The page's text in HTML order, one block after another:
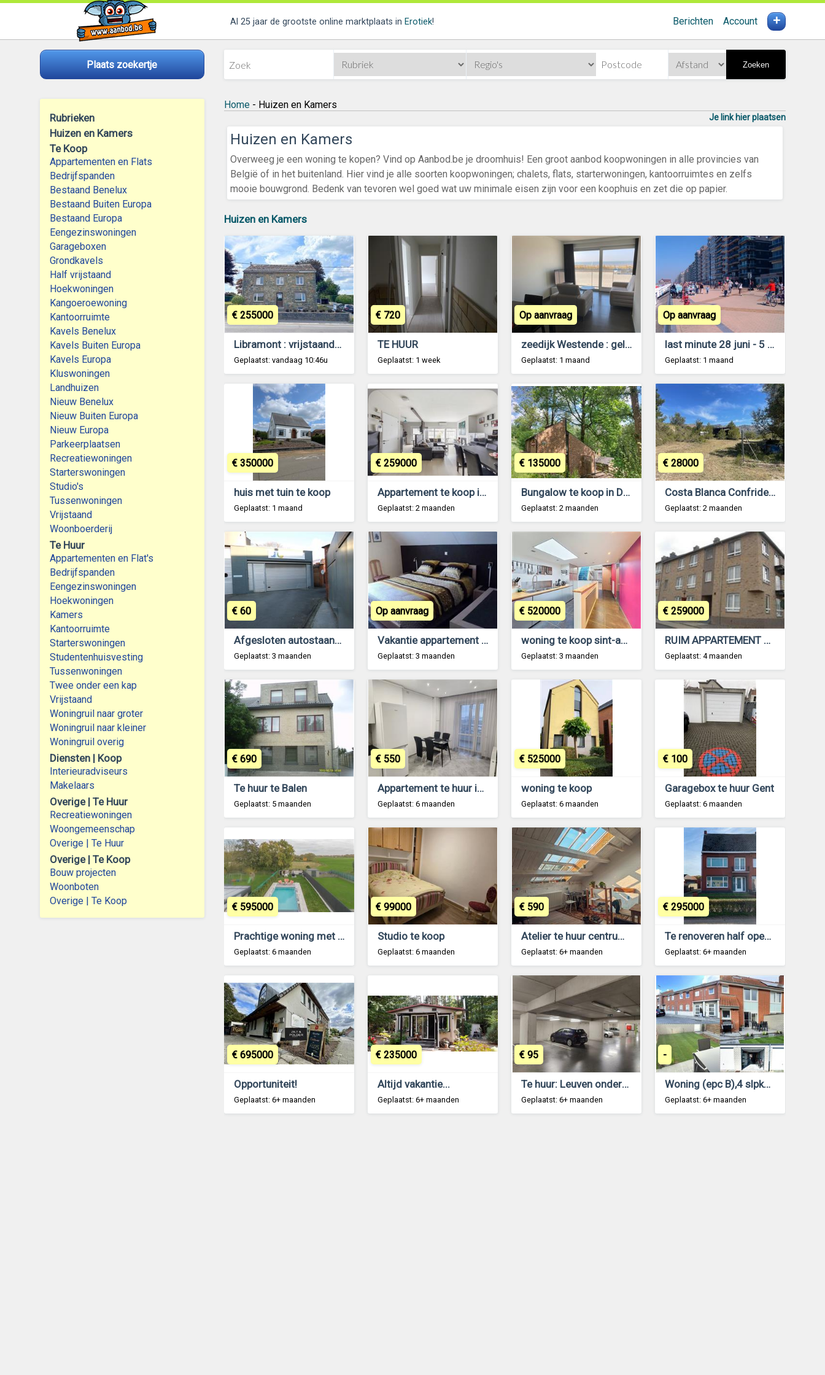
Al 25 jaar de grootste online marktplaats in Erotiek! Berichten Account +
Plaats zoekertje Zoeken
Rubrieken
Huizen en Kamers
Te Koop
Appartementen en Flats
Bedrijfspanden
Bestaand Benelux
Bestaand Buiten Europa
Bestaand Europa
Eengezinswoningen
Garageboxen
Grondkavels
Half vrijstaand
Hoekwoningen
Kangoeroewoning
Kantoorruimte
Kavels Benelux
Kavels Buiten Europa
Kavels Europa
Kluswoningen
Landhuizen
Nieuw Benelux
Nieuw Buiten Europa
Nieuw Europa
Parkeerplaatsen
Recreatiewoningen
Starterswoningen
Studio's
Tussenwoningen
Vrijstaand
Woonboerderij
Te Huur
Appartementen en Flat's
Bedrijfspanden
Eengezinswoningen
Hoekwoningen
Kamers
Kantoorruimte
Starterswoningen
Studentenhuisvesting
Tussenwoningen
Twee onder een kap
Vrijstaand
Woningruil naar groter
Woningruil naar kleiner
Woningruil overig
Diensten | Koop
Interieuradviseurs
Makelaars
Overige | Te Huur
Recreatiewoningen
Woongemeenschap
Overige | Te Huur
Overige | Te Koop
Bouw projecten
Woonboten
Overige | Te Koop
Home- Huizen en Kamers
Je link hier plaatsen
Huizen en Kamers
Overweeg je een woning te kopen? Vind op Aanbod.be je droomhuis! Een groot aanbod koopwoningen in alle provincies van
België of in het buitenland. Hier vind je alle soorten koopwoningen; chalets, flats, starterwoningen, kantoorruimtes en zelfs
mooie bouwgrond. Bedenk van tevoren wel goed wat uw minimale eisen zijn voor een koophuis en zet die op papier.
Huizen en Kamers
Libramont : vrijstaande woning, te renoveren.
Geplaatst: vandaag 10:46u
€ 255000
TE HUUR
Geplaatst: 1 week
€ 720
zeedijk Westende : gelijkvloers app te huur juli
Geplaatst: 1 maand
Op aanvraag
last minute 28 juni - 5 juli zeedijk Middelkerke
Geplaatst: 1 maand
Op aanvraag
huis met tuin te koop
Geplaatst: 1 maand
€ 350000
Appartement te koop in Wilrijk
Geplaatst: 2 maanden
€ 259000
Bungalow te koop in Domein du Bonsoy Hastiere
Geplaatst: 2 maanden
€ 135000
Costa Blanca Confrides perceel te koop
Geplaatst: 2 maanden
€ 28000
Afgesloten autostaanplaats Kortrijk
Geplaatst: 3 maanden
€ 60
Vakantie appartement te huur te lommel belgie
Geplaatst: 3 maanden
Op aanvraag
woning te koop sint-amandsberg
Geplaatst: 3 maanden
€ 520000
RUIM APPARTEMENT MET 2 SLAAPKAMERS.
Geplaatst: 4 maanden
€ 259000
Te huur te Balen
Geplaatst: 5 maanden
€ 690
Appartement te huur in Antwerpen
Geplaatst: 6 maanden
€ 550
woning te koop
Geplaatst: 6 maanden
€ 525000
Garagebox te huur Gent
Geplaatst: 6 maanden
€ 100
Prachtige woning met zwembad in Belsele te koop
Geplaatst: 6 maanden
€ 595000
Studio te koop
Geplaatst: 6 maanden
€ 99000
Atelier te huur centrum Antwerpen
Geplaatst: 6+ maanden
€ 590
Te renoveren half open bebouwing
Geplaatst: 6+ maanden
€ 295000
Opportuniteit!
Geplaatst: 6+ maanden
€ 695000
Altijd vakantie...
Geplaatst: 6+ maanden
€ 235000
Te huur: Leuven ondergrondse parkingplaats 95 €
Geplaatst: 6+ maanden
€ 95
Woning (epc B),4 slpkmrs,tuin (Z),garage.
Geplaatst: 6+ maanden
-